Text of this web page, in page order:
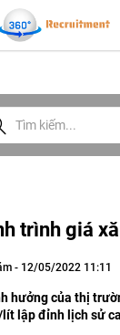
trình giá
- 12/05/2022 11:11
hưởng của thị
lập đỉnh lịch sử